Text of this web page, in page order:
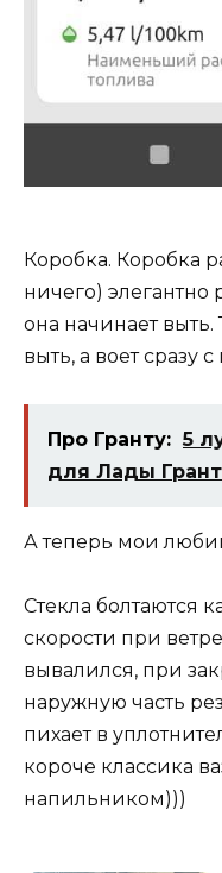
Коробка. Коробка
ничего)
она начинает
выть, а воет сразу с
Про Гранту: 5
для Лады
А теперь мои
Стекла болтаются
скорости при
вывалился, при
наружную часть
пихает в
короче классика
напильником)))